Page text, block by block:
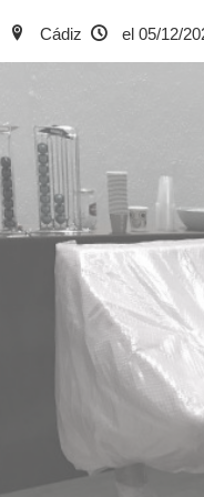
Cádiz el 05/12/